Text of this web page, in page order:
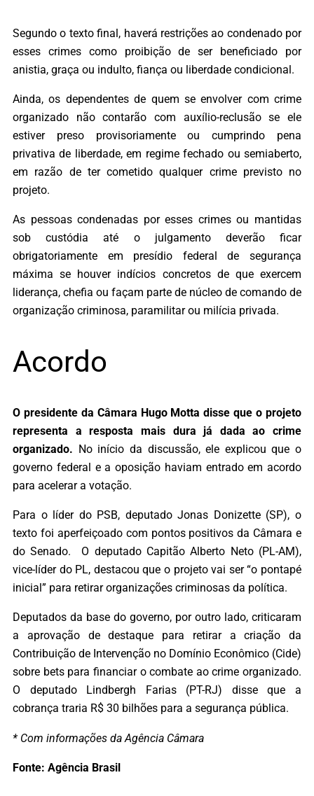
Segundo o texto final, haverá restrições ao condenado por
esses crimes como proibição de ser beneficiado por
anistia, graça ou indulto, fiança ou liberdade condicional.
Ainda, os dependentes de quem se envolver com crime
organizado não contarão com auxílio-reclusão se ele
estiver preso provisoriamente ou cumprindo pena
privativa de liberdade, em regime fechado ou semiaberto,
em razão de ter cometido qualquer crime previsto no
projeto.
As pessoas condenadas por esses crimes ou mantidas
sob custódia até o julgamento deverão ficar
obrigatoriamente em presídio federal de segurança
máxima se houver indícios concretos de que exercem
liderança, chefia ou façam parte de núcleo de comando de
organização criminosa, paramilitar ou milícia privada.
Acordo
O presidente da Câmara Hugo Motta disse que o projeto
representa a resposta mais dura já dada ao crime
organizado. No início da discussão, ele explicou que o
governo federal e a oposição haviam entrado em acordo
para acelerar a votação.
Para o líder do PSB, deputado Jonas Donizette (SP), o
texto foi aperfeiçoado com pontos positivos da Câmara e
do Senado. O deputado Capitão Alberto Neto (PL-AM),
vice-líder do PL, destacou que o projeto vai ser “o pontapé
inicial” para retirar organizações criminosas da política.
Deputados da base do governo, por outro lado, criticaram
a aprovação de destaque para retirar a criação da
Contribuição de Intervenção no Domínio Econômico (Cide)
sobre bets para financiar o combate ao crime organizado.
O deputado Lindbergh Farias (PT-RJ) disse que a
cobrança traria R$ 30 bilhões para a segurança pública.
* Com informações da Agência Câmara
Fonte: Agência Brasil